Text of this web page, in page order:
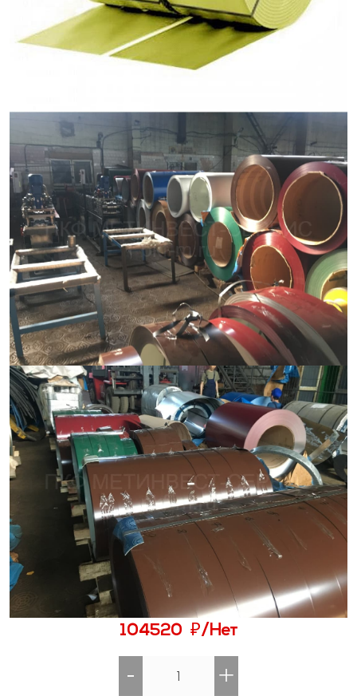
104520 ₽/Нет
- +